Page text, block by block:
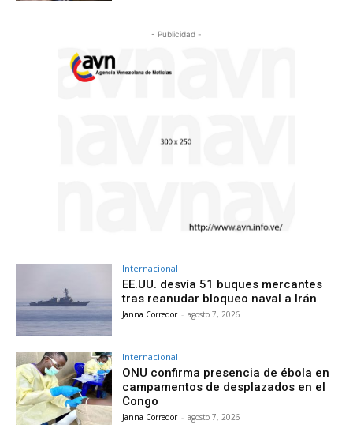
- Publicidad -
Internacional
EE.UU. desvía 51 buques mercantes
tras reanudar bloqueo naval a Irán
Janna Corredor - agosto 7, 2026
Internacional
ONU confirma presencia de ébola en
campamentos de desplazados en el
Congo
Janna Corredor - agosto 7, 2026